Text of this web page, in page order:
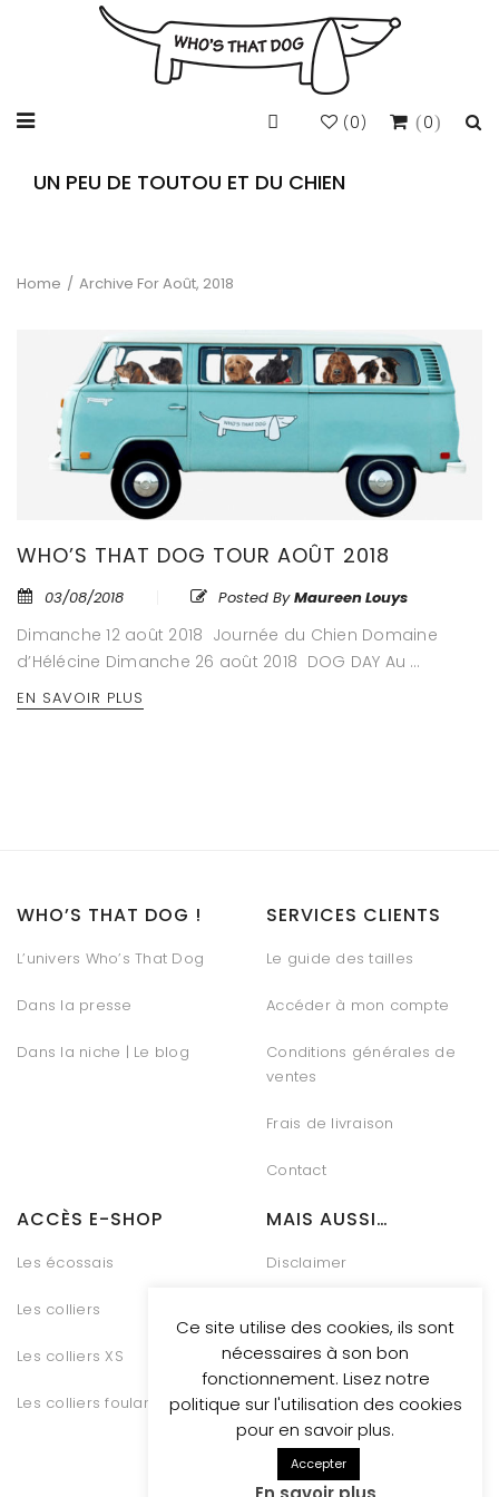
0
(0)
UN PEU DE TOUTOU ET DU CHIEN
Home / Archive For Août, 2018
WHO’S THAT DOG TOUR AOÛT 2018
03/08/2018 Posted ByMaureen Louys
Dimanche 12 août 2018 Journée du Chien Domaine
d’Hélécine Dimanche 26 août 2018 DOG DAY Au …
EN SAVOIR PLUS
WHO’S THAT DOG !
L’univers Who’s That Dog
Dans la presse
Dans la niche | Le blog
SERVICES CLIENTS
Le guide des tailles
Accéder à mon compte
Conditions générales de
ventes
Frais de livraison
Contact
ACCÈS E-SHOP
Les écossais
Les colliers
Les colliers XS
Les colliers foulards
MAIS AUSSI…
Disclaimer
Gestion des Cookies
Conditions générales de
vente
Ce site utilise des cookies, ils sont
nécessaires à son bon
fonctionnement. Lisez notre
politique sur l'utilisation des cookies
pour en savoir plus.
Accepter